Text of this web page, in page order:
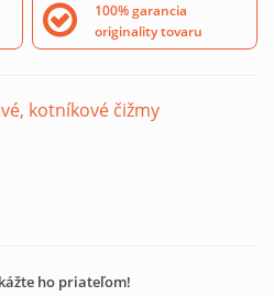
100% garancia
originality tovaru
kotníkové čižmy
ho priateľom!